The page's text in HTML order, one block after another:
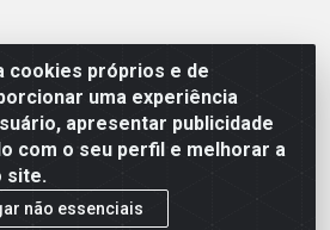
cookies próprios e de
uma experiência
apresentar publicidade
com o seu perfil e melhorar a
site.
não essenciais
LTDA - Avenida Alegre, 2521 -
e 07 - Shell, Linhares/ES - CEP
- CNPJ 20.857.514/0001-75